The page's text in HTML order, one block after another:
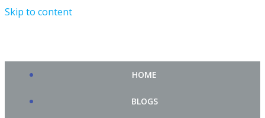
Skip to content
HOME
BLOGS